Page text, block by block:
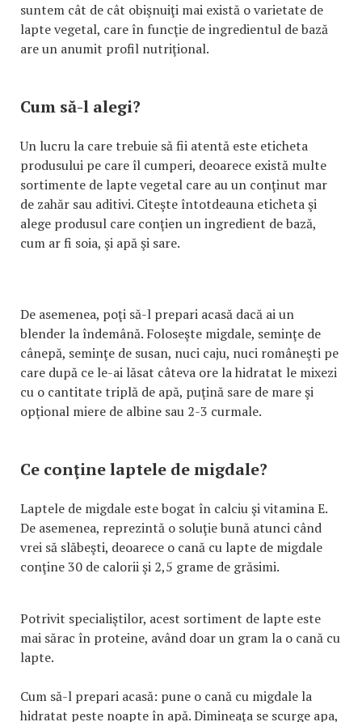
suntem cât de cât obişnuiţi mai există o varietate de
lapte vegetal, care în funcţie de ingredientul de bază
are un anumit profil nutriţional.
Cum să-l alegi?
Un lucru la care trebuie să fii atentă este eticheta
produsului pe care îl cumperi, deoarece există multe
sortimente de lapte vegetal care au un conţinut mar
de zahăr sau aditivi. Citeşte întotdeauna eticheta şi
alege produsul care conţien un ingredient de bază,
cum ar fi soia, şi apă şi sare.
De asemenea, poţi să-l prepari acasă dacă ai un
blender la îndemână. Foloseşte migdale, seminţe de
cânepă, seminţe de susan, nuci caju, nuci româneşti pe
care după ce le-ai lăsat câteva ore la hidratat le mixezi
cu o cantitate triplă de apă, puţină sare de mare şi
opţional miere de albine sau 2-3 curmale.
Ce conţine laptele de migdale?
Laptele de migdale este bogat în calciu şi vitamina E.
De asemenea, reprezintă o soluţie bună atunci când
vrei să slăbeşti, deoarece o cană cu lapte de migdale
conţine 30 de calorii şi 2,5 grame de grăsimi.
Potrivit specialiştilor, acest sortiment de lapte este
mai sărac în proteine, având doar un gram la o cană cu
lapte.
Cum să-l prepari acasă: pune o cană cu migdale la
hidratat peste noapte în apă. Dimineaţa se scurge apa,